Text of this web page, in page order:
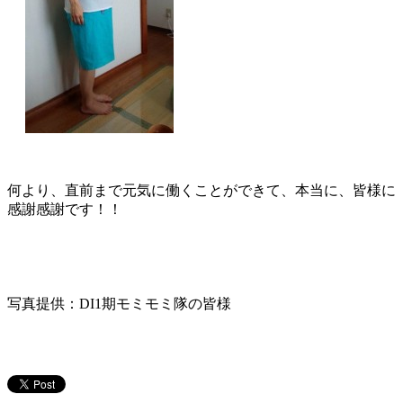
何より、直前まで元気に働くことができて、本当に、皆様に
感謝感謝です！！
写真提供：DI1期モミモミ隊の皆様